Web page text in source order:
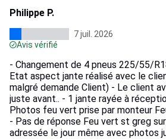
Philippe P.
7 juil. 2026
Avis vérifié
- Changement de 4 pneus 225/55/
Etat aspect jante réalisé avec le
malgré demande Client) - Le client
juste avant.. - 1 jante rayée à
Photos feu vert prise par monteur
- Pas de réponse Feu vert st greg
adressée le jour même avec photos